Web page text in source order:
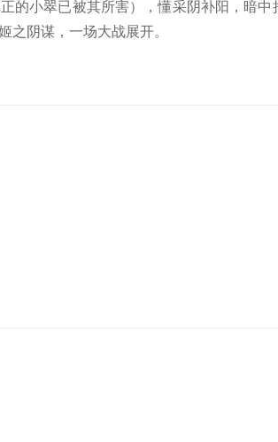
的小翠已被其所害），懂采阴补阳，暗
之阴谋，一场大战展开。